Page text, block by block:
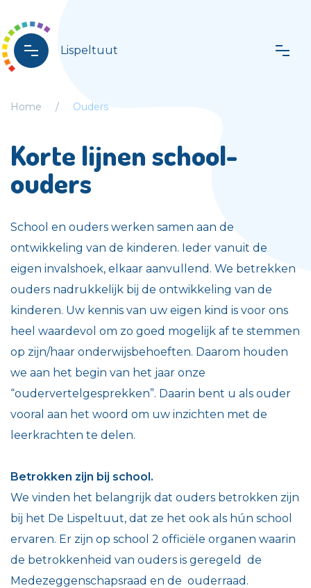
Lispeltuut
Home Ouders
Korte lijnen school-
ouders
School en ouders werken samen aan de
ontwikkeling van de kinderen. Ieder vanuit de
eigen invalshoek, elkaar aanvullend. We betrekken
ouders nadrukkelijk bij de ontwikkeling van de
kinderen. Uw kennis van uw eigen kind is voor ons
heel waardevol om zo goed mogelijk af te stemmen
op zijn/haar onderwijsbehoeften. Daarom houden
we aan het begin van het jaar onze
“oudervertelgesprekken”. Daarin bent u als ouder
vooral aan het woord om uw inzichten met de
leerkrachten te delen.
Betrokken zijn bij school.
We vinden het belangrijk dat ouders betrokken zijn
bij het De Lispeltuut, dat ze het ook als hún school
ervaren. Er zijn op school 2 officiële organen waarin
de betrokkenheid van ouders is geregeld de
Medezeggenschapsraad en de ouderraad.